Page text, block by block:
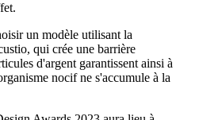
un modèle utilisant la
qui crée une barrière
d'argent garantissent ainsi à
nocif ne s'accumule à la